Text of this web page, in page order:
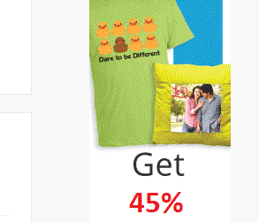
TONTON ONLINE JOM!
RINDU AWAK 200% EPISOD 24 |
TONTON ONLINE JOM!
Apa Itu ALS Ice Bucket Challenge &
Apa Risiko Mela...
Kentut Busuk-Penyebab & Cara
Menguranginya
BICARA SOAL KENTUT